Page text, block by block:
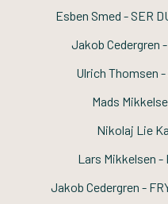
Esben Smed - SER
Jakob Cedergren -
Ulrich Thomsen -
Mads
Nikolaj Lie
Lars Mikkelsen -
Jakob Cedergren -